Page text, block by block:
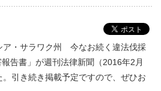
ア・サラワク州 今なお続く違法伐採
告書」が週刊法律新聞（2016年2月
引き続き掲載予定ですので、ぜひお